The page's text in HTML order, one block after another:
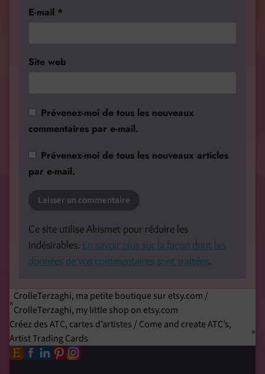
E-mail *
Site web
Prévenez-moi de tous les nouveaux
commentaires par e-mail.
Prévenez-moi de tous les nouveaux articles
par e-mail.
Ce site utilise Akismet pour réduire les
indésirables. En savoir plus sur la façon dont les
données de vos commentaires sont traitées.
CrolleTerzaghi, ma petite boutique sur etsy.com /
CrolleTerzaghi, my little shop on etsy.com
Créez des ATC, cartes d’artistes / Come and create ATC’s,
Artist Trading Cards